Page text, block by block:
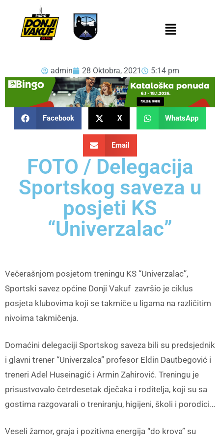
admin 28 Oktobra, 2021 5:14 pm
Facebook X WhatsApp
Email
FOTO / Delegacija
Sportskog saveza u
posjeti KS
“Univerzalac”
Večerašnjom posjetom treningu KS “Univerzalac”,
Sportski savez općine Donji Vakuf završio je ciklus
posjeta klubovima koji se takmiče u ligama na različitim
nivoima takmičenja.
Domaćini delegaciji Sportskog saveza bili su predsjednik
i glavni trener “Univerzalca” profesor Eldin Dautbegović i
treneri Adel Huseinagić i Armin Zahirović. Treningu je
prisustvovalo četrdesetak dječaka i roditelja, koji su sa
gostima razgovarali o treniranju, higijeni, školi i porodici…
Veseli žamor, graja i pozitivna energija “do krova” su